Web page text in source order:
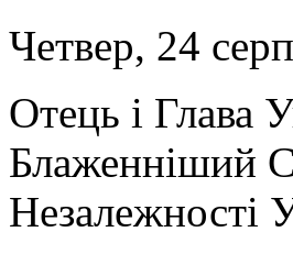
Четвер, 24
Отець і Глава
Блаженніший
Незалежності